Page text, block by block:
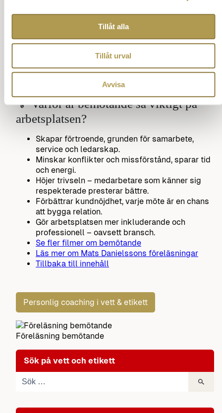
Tillåt alla
Tillåt urval
Avvisa
Sök på vett och etikett
förståelse för hur de kan förbättra sin
Se fler filmer om bemötande
Läs mer om Mats Danielssons föreläsningar
💡 Varför är bemötande så viktigt på
arbetsplatsen?
Skapar förtroende, grunden för samarbete,
service och ledarskap.
Minskar konflikter och missförstånd, sparar tid
och energi.
Höjer trivseln – medarbetare som känner sig
respekterade presterar bättre.
Förbättrar kundnöjdhet, varje möte är en chans
att bygga relation.
Gör arbetsplatsen mer inkluderande och
professionell – oavsett bransch.
Se fler filmer om bemötande
Läs mer om Mats Danielssons föreläsningar
Tillbaka till innehåll
Personlig coaching i vett & etikett
Föreläsning bemötande